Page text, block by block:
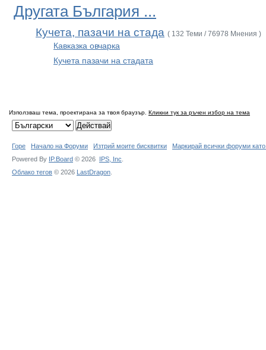
Другата България ...
Кучета, пазачи на стада ( 132 Теми / 76978 Мнения )
Кавказка овчарка
Кучета пазачи на стадата
Използваш тема, проектирана за твоя браузър. Кликни тук за ръчен избор на тема
Горе Начало на Форуми Изтрий моите бисквитки
Маркирай всички форуми
Powered By IP.Board © 2026 IPS, Inc
Облако тегов © 2026 LastDragon